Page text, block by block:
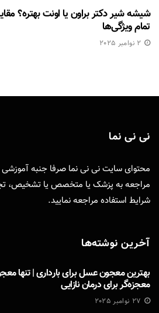
شیشه شیر دکتر براون یا اونت بهتره؟
تمام ویژگی‌ها
2 نوامبر 2025
نی نی نما
محتوای سایت نی نی نما صرفا جنبه
مراجعه به پزشک یا متخصص یا تشخیص،
شرایط استفاده مراجعه نمایید.
آخرین نوشته‌ها
بهترین معجون عسل برای بارداری | تنها
معجزه‌گر برای درمان نازایی
27 نوامبر 2025